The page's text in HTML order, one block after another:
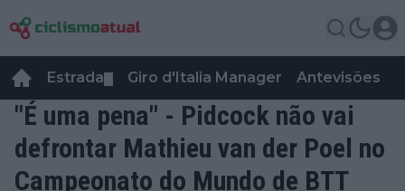
Estrada Giro d'Italia Manager Antevisões
"É uma pena" - Pidcock não vai
defrontar Mathieu van der Poel no
Campeonato do Mundo de BTT